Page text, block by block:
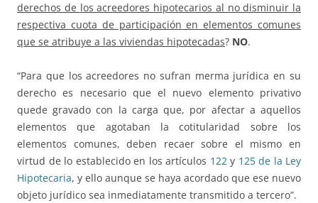
derechos de los acreedores hipotecarios al no disminuir la
respectiva cuota de participación en elementos comunes
que se atribuye a las viviendas hipotecadas? NO.
“Para que los acreedores no sufran merma jurídica en su
derecho es necesario que el nuevo elemento privativo
quede gravado con la carga que, por afectar a aquellos
elementos que agotaban la cotitularidad sobre los
elementos comunes, deben recaer sobre el mismo en
virtud de lo establecido en los artículos 122y 125 de la Ley
Hipotecaria, y ello aunque se haya acordado que ese nuevo
objeto jurídico sea inmediatamente transmitido a tercero”.